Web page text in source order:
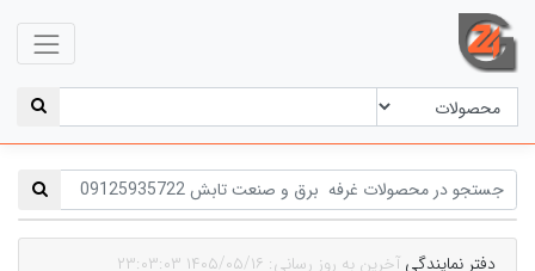
دفتر نمایندگیآخرین به روز رسانی: ۱۴۰۵/۰۵/۱۶ ۲۳:۰۳:۰۳